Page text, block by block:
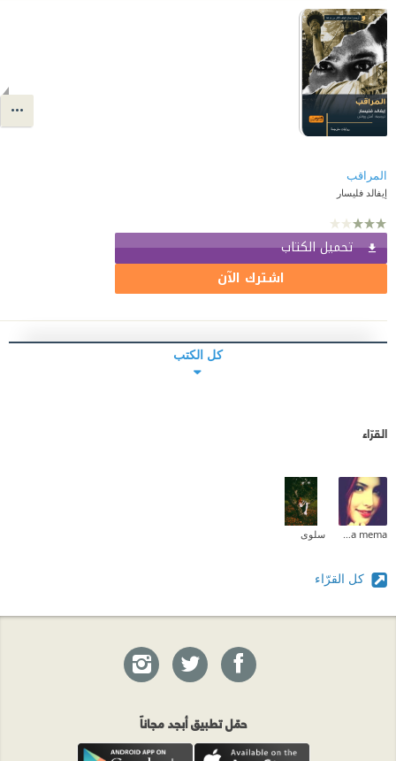
المراقب
إيفالد فليسار
تحميل الكتاب
اشترك الآن
كل الكتب
القرّاء
سلوى
كل القرّاء
حمّل تطبيق أبجد مجاناً